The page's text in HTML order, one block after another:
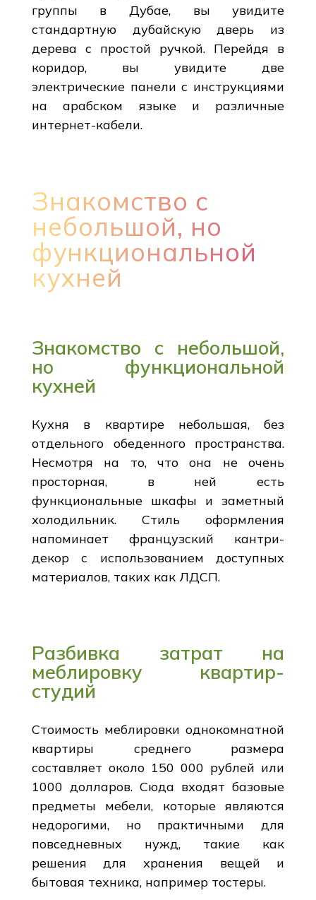
группы в Дубае, вы увидите
стандартную дубайскую дверь из
дерева с простой ручкой. Перейдя в
коридор, вы увидите две
электрические панели с инструкциями
на арабском языке и различные
интернет-кабели.
Знакомство с
небольшой, но
функциональной
кухней
Знакомство с небольшой,
но функциональной
кухней
Кухня в квартире небольшая, без
отдельного обеденного пространства.
Несмотря на то, что она не очень
просторная, в ней есть
функциональные шкафы и заметный
холодильник. Стиль оформления
напоминает французский кантри-
декор с использованием доступных
материалов, таких как ЛДСП.
Разбивка затрат на
меблировку квартир-
студий
Стоимость меблировки однокомнатной
квартиры среднего размера
составляет около 150 000 рублей или
1000 долларов. Сюда входят базовые
предметы мебели, которые являются
недорогими, но практичными для
повседневных нужд, такие как
решения для хранения вещей и
бытовая техника, например тостеры.